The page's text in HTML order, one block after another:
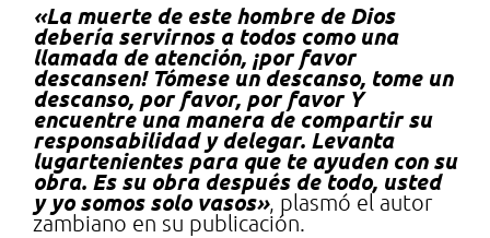
«La muerte de este hombre de Dios
debería servirnos a todos como una
llamada de atención, ¡por favor
descansen! Tómese un descanso, tome un
descanso, por favor, por favor Y
encuentre una manera de compartir su
responsabilidad y delegar. Levanta
lugartenientes para que te ayuden con su
obra. Es su obra después de todo, usted
y yo somos solo vasos», plasmó el autor
zambiano en su publicación.